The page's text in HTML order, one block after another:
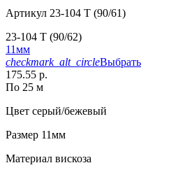
Артикул 23-104 T (90/61)
23-104 T (90/62)
11мм
checkmark_alt_circleВыбрать
175.55 р.
По 25 м
Цвет серый/бежевый
Размер 11мм
Материал вискоза